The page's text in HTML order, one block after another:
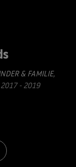
& FAMILIE,
- 2019